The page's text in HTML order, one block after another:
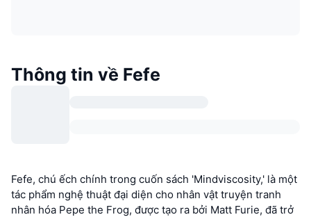
Thông tin về Fefe
Fefe, chú ếch chính trong cuốn sách 'Mindviscosity,' là một
tác phẩm nghệ thuật đại diện cho nhân vật truyện tranh
nhân hóa Pepe the Frog, được tạo ra bởi Matt Furie, đã trở